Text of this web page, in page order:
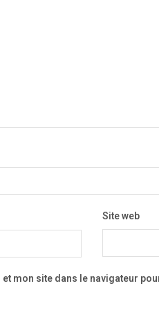
Site web
mon site dans le navigateur